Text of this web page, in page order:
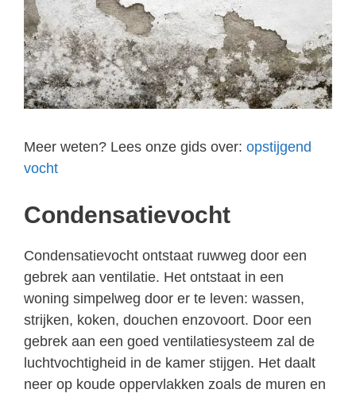
Meer weten? Lees onze gids over: opstijgend
vocht
Condensatievocht
Condensatievocht ontstaat ruwweg door een
gebrek aan ventilatie. Het ontstaat in een
woning simpelweg door er te leven: wassen,
strijken, koken, douchen enzovoort. Door een
gebrek aan een goed ventilatiesysteem zal de
luchtvochtigheid in de kamer stijgen. Het daalt
neer op koude oppervlakken zoals de muren en